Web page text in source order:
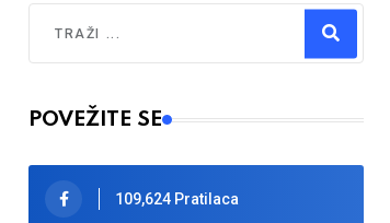
Type 2 or more characters for results.
POVEŽITE SE
109,624 Pratilaca